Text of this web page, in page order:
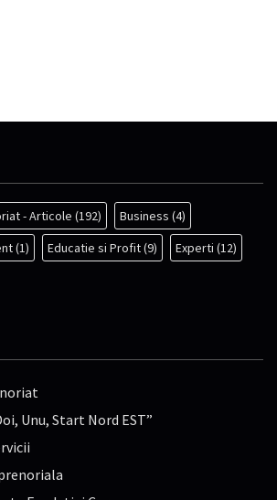
- Articole (192) Business (4)
(1) Educatie si Profit(9) Experti (12)
Unu, Start Nord EST”